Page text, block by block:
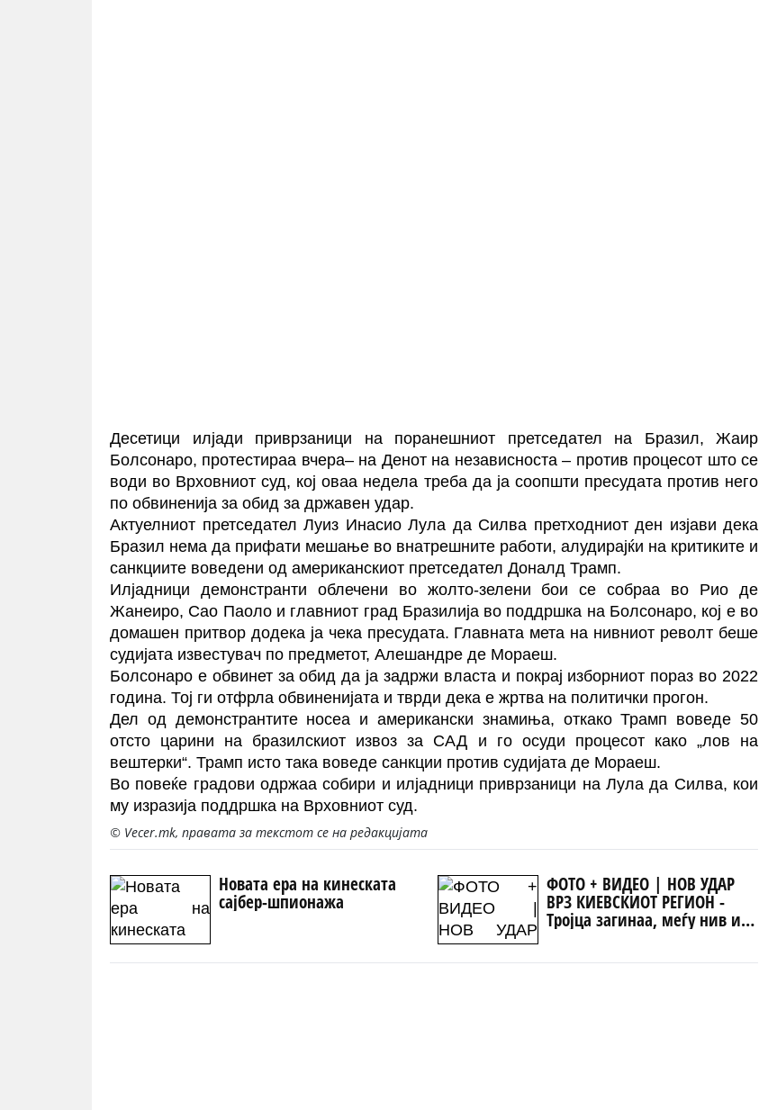
Десетици илјади приврзаници на поранешниот претседател на Бразил, Жаир
Болсонаро, протестираа вчера– на Денот на независноста – против процесот што се
води во Врховниот суд, кој оваа недела треба да ја соопшти пресудата против него
по обвиненија за обид за државен удар.
Актуелниот претседател Луиз Инасио Лула да Силва претходниот ден изјави дека
Бразил нема да прифати мешање во внатрешните работи, алудирајќи на критиките и
санкциите воведени од американскиот претседател Доналд Трамп.
Илјадници демонстранти облечени во жолто-зелени бои се собраа во Рио де
Жанеиро, Сао Паоло и главниот град Бразилија во поддршка на Болсонаро, кој е во
домашен притвор додека ја чека пресудата. Главната мета на нивниот револт беше
судијата известувач по предметот, Алешандре де Мораеш.
Болсонаро е обвинет за обид да ја задржи власта и покрај изборниот пораз во 2022
година. Тој ги отфрла обвиненијата и тврди дека е жртва на политички прогон.
Дел од демонстрантите носеа и американски знамиња, откако Трамп воведе 50
отсто царини на бразилскиот извоз за САД и го осуди процесот како „лов на
вештерки“. Трамп исто така воведе санкции против судијата де Мораеш.
Во повеќе градови одржаа собири и илјадници приврзаници на Лула да Силва, кои
му изразија поддршка на Врховниот суд.
© Vecer.mk, правата за текстот се на редакцијата
Новата ера на кинеската
сајбер-шпионажа
ФОТО + ВИДЕО | НОВ УДАР
ВРЗ КИЕВСКИОТ РЕГИОН -
Тројца загинаа, меѓу нив и
дете